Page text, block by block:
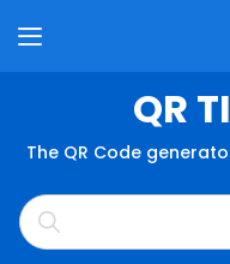
QR
The QR Code